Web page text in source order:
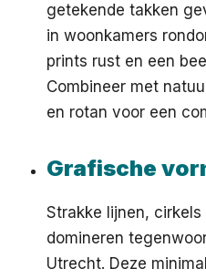
getekende takken
in woonkamers
prints rust en een
Combineer met
en rotan voor een
Grafische
Strakke lijnen,
domineren
Utrecht. Deze